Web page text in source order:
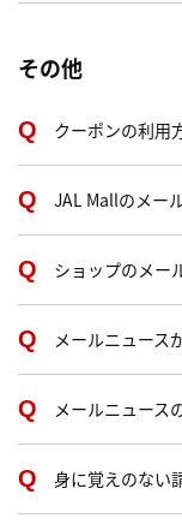
その他
クーポンの利用
JAL Mallのメー
ショップのメー
メールニュース
メールニュース
身に覚えのない